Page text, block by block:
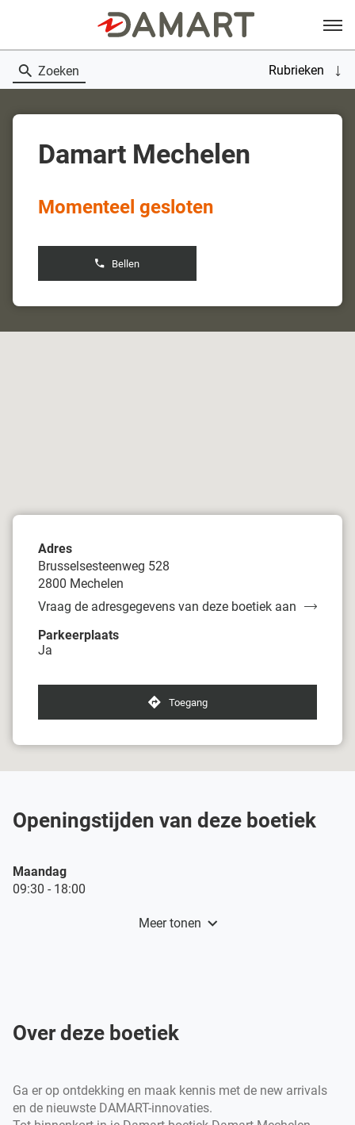
Menu
Zoeken Rubrieken
Damart Mechelen
Momenteel gesloten
Bellen
de
boetiek
Mechelen
Adres
Brusselsesteenweg 528
2800 Mechelen
Vraag de adresgegevens van deze boetiek aan
van
Damart
Mechelen
Parkeerplaats
Ja
Toegang
naar
boetiek
Mechelen
Openingstijden van deze boetiek
Openingstijden
vandaag
Maandag
09:30 - 18:00
Meer tonen
en
Over deze boetiek
Ga er op ontdekking en maak kennis met de new arrivals
en de nieuwste DAMART-innovaties.